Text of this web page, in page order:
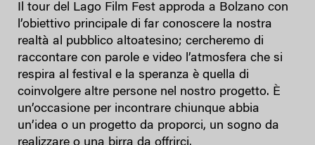
Il tour del Lago Film Fest approda a Bolzano con
l’obiettivo principale di far conoscere la nostra
realtà al pubblico altoatesino; cercheremo di
raccontare con parole e video l’atmosfera che si
respira al festival e la speranza è quella di
coinvolgere altre persone nel nostro progetto. È
un’occasione per incontrare chiunque abbia
un’idea o un progetto da proporci, un sogno da